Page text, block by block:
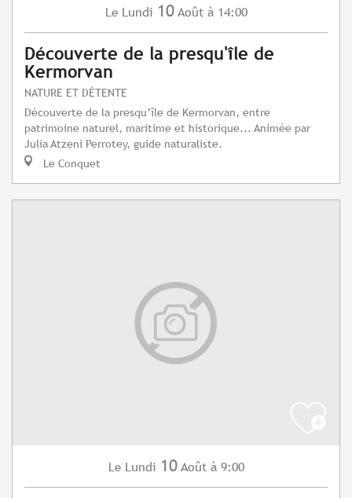
Le Lundi 10 Août à 14:00
Découverte de la presqu'île de
Kermorvan
NATURE ET DÉTENTE
Découverte de la presqu’île de Kermorvan, entre
patrimoine naturel, maritime et historique... Animée par
Julia Atzeni Perrotey, guide naturaliste.
Le Conquet
Le Lundi 10 Août à 9:00